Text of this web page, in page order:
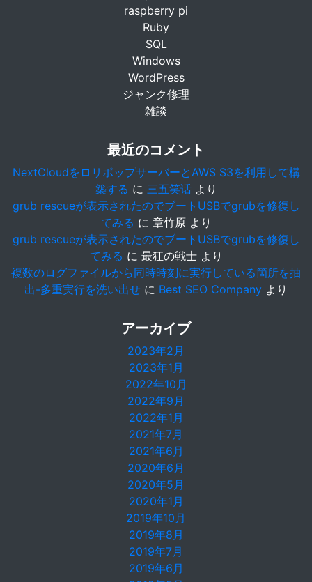
raspberry pi
Ruby
SQL
Windows
WordPress
ジャンク修理
雑談
最近のコメント
NextCloudをロリポップサーバーとAWS S3を利用して構
築する に 三五笑话より
grub rescueが表示されたのでブートUSBでgrubを修復し
てみる に 章竹原より
grub rescueが表示されたのでブートUSBでgrubを修復し
てみる に 最狂の戦士より
複数のログファイルから同時時刻に実行している箇所を抽
出-多重実行を洗い出せ に Best SEO Company より
アーカイブ
2023年2月
2023年1月
2022年10月
2022年9月
2022年1月
2021年7月
2021年6月
2020年6月
2020年5月
2020年1月
2019年10月
2019年8月
2019年7月
2019年6月